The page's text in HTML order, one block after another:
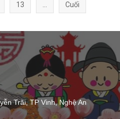
13 Cuối
Trãi, TP Vinh, Nghệ An